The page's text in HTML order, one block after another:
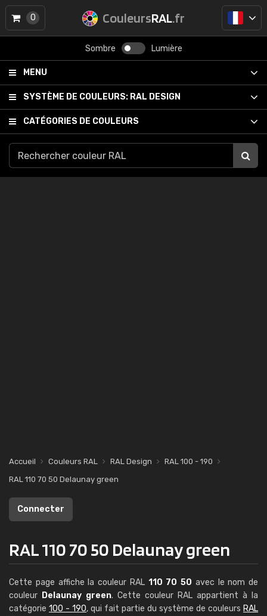
CouleursRAL.fr
Sombre Lumière
MENU
SYSTÈME DE COULEURS: RAL DESIGN
CATÉGORIES DE COULEURS
0
Accueil Couleurs RAL RAL Design
RAL 100 - 190
RAL 110 70 50 Delaunay green
Connecter
RAL 110 70 50 Delaunay green
Cette page affiche la couleur RAL 110 70 50 avec le nom de
couleur Delaunay green. Cette couleur RAL appartient à la
catégorie 100 - 190, qui fait partie du système de couleurs RAL